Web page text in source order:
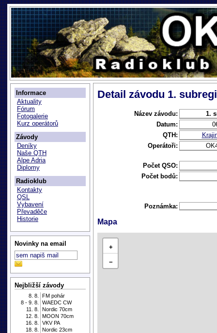
Informace
Aktuality
Fórum
Fotogalerie
Kurz operátorů
Závody
Deníky
Naše QTH
Alpe Adria
Diplomy
Radioklub
Kontakty
QSL
Vybavení
Převaděče
Historie
Novinky na email
Nejbližší závody
8. 8.
FM pohár
8 - 9. 8.
WAEDC CW
11. 8.
Nordic 70cm
12. 8.
MOON 70cm
16. 8.
VKV PA
18. 8.
Nordic 23cm
Detail závodu 1.
Název závodu:
1.
Datum:
QTH:
Operátoři:
Počet QSO:
Počet bodů:
Poznámka:
Mapa
+
−